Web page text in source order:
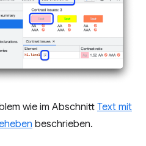
wie im Abschnitt Text mit
beschrieben.